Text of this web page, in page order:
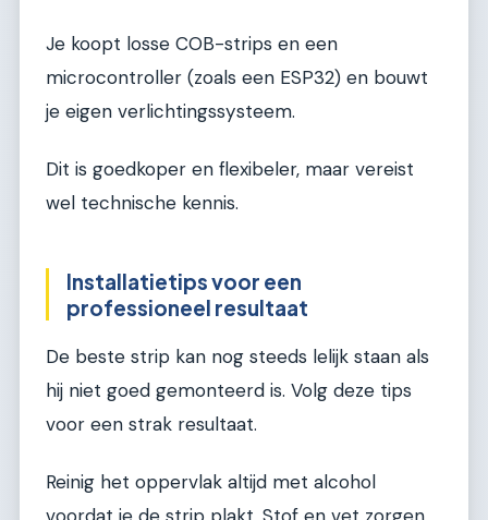
Je koopt losse COB-strips en een
microcontroller (zoals een ESP32) en bouwt
je eigen verlichtingssysteem.
Dit is goedkoper en flexibeler, maar vereist
wel technische kennis.
Installatietips voor een
professioneel resultaat
De beste strip kan nog steeds lelijk staan als
hij niet goed gemonteerd is. Volg deze tips
voor een strak resultaat.
Reinig het oppervlak altijd met alcohol